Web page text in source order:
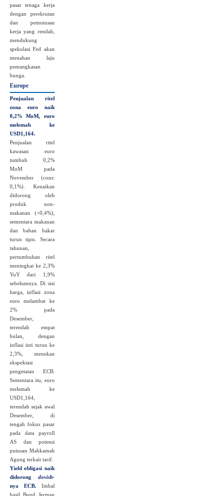
pasar tenaga kerja
dengan perekrutan
dan pemutusan
kerja yang rendah,
mendukung
spekulasi Fed akan
menahan laju
pemangkasan
bunga.
Europe
Penjualan ritel
zona euro naik
0,2% MoM, euro
melemah ke
USD1,164.
Penjualan ritel
kawasan euro
tumbuh 0,2%
MoM pada
November (cons:
0,1%). Kenaikan
didorong oleh
produk non-
makanan (+0,4%),
sementara makanan
dan bahan bakar
turun tipis. Secara
tahunan,
pertumbuhan ritel
meningkat ke 2,3%
YoY dari 1,9%
sebelumnya. Di sisi
harga, inflasi zona
euro melambat ke
2% pada
Desember,
terendah empat
bulan, dengan
inflasi inti turun ke
2,3%, menekan
ekspektasi
pengetatan ECB.
Sementara itu, euro
melemah ke
USD1,164,
terendah sejak awal
Desember, di
tengah fokus pasar
pada data payroll
AS dan potensi
putusan Mahkamah
Agung terkait tarif.
Yield obligasi naik
didorong dovish-
nya ECB.
Imbal
hasil Bund Jerman